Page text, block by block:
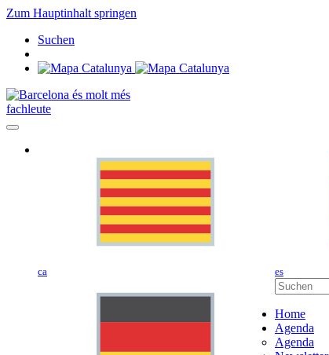
Zum Hauptinhalt springen
Suchen
fachleute
ca es
Home
Agenda
Agenda